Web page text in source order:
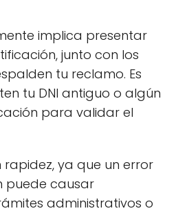
implica presentar
junto con los
tu reclamo. Es
tu DNI antiguo o algún
para validar el
ya que un error
puede causar
administrativos o